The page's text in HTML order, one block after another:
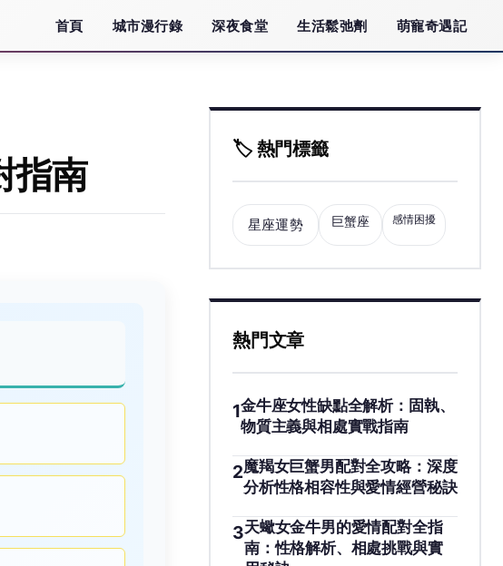
首頁 城市漫行錄 深夜食堂 生活鬆弛劑 萌寵奇遇記
指南
🏷️ 熱門標籤
星座運勢 巨蟹座 感情困擾
熱門文章
1金牛座女性缺點全解析：固執、
物質主義與相處實戰指南
2魔羯女巨蟹男配對全攻略：深度
分析性格相容性與愛情經營秘訣
3天蠍女金牛男的愛情配對全指
南：性格解析、相處挑戰與實